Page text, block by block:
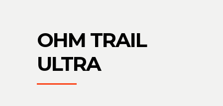
OHM TRAIL
ULTRA